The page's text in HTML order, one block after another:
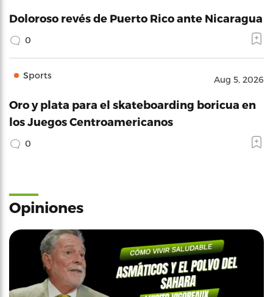
Doloroso revés de Puerto Rico ante Nicaragua
0
Sports Aug 5, 2026
Oro y plata para el skateboarding boricua en
los Juegos Centroamericanos
0
Opiniones